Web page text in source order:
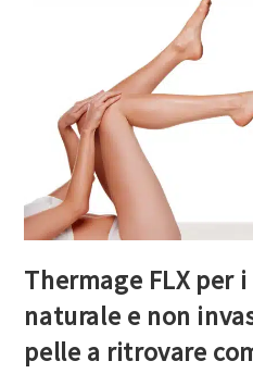
Thermage FLX
naturale e non
pelle a ritrovare